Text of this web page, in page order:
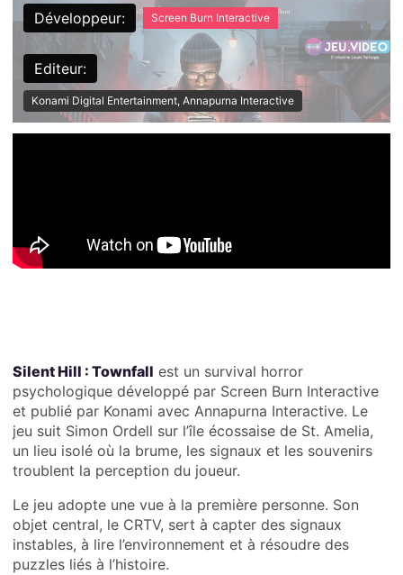
Développeur: Screen Burn Interactive
Editeur:
Konami Digital Entertainment, Annapurna Interactive
Silent Hill : Townfall est un survival horror
psychologique développé par Screen Burn Interactive
et publié par Konami avec Annapurna Interactive. Le
jeu suit Simon Ordell sur l’île écossaise de St. Amelia,
un lieu isolé où la brume, les signaux et les souvenirs
troublent la perception du joueur.
Le jeu adopte une vue à la première personne. Son
objet central, le CRTV, sert à capter des signaux
instables, à lire l’environnement et à résoudre des
puzzles liés à l’histoire.